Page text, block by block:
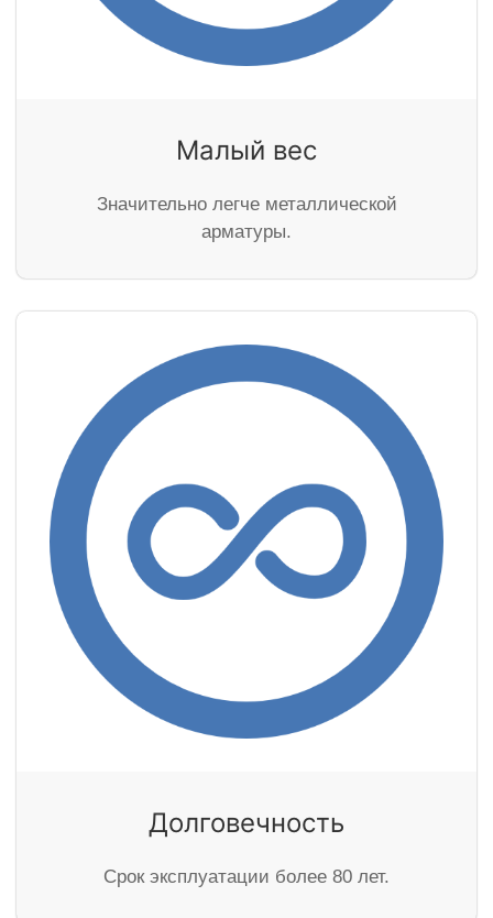
Малый вес
Значительно легче металлической
арматуры.
Долговечность
Cрок эксплуатации более 80 лет.